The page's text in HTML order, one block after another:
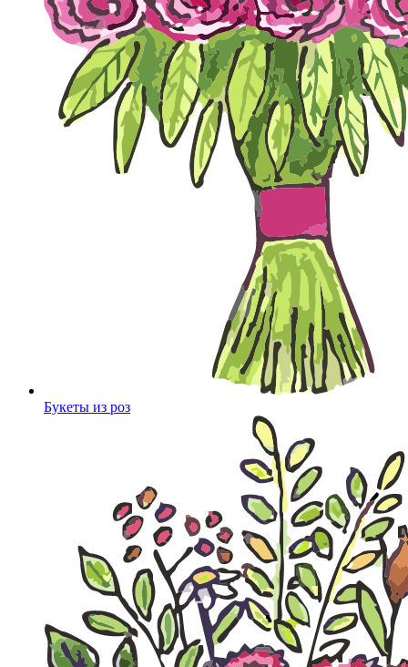
Букеты из роз